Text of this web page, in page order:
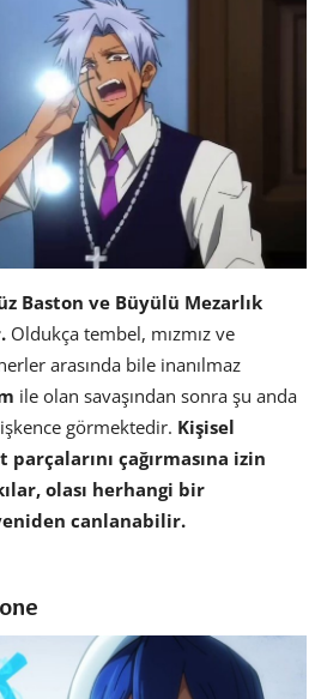
Baston ve Büyülü Mezarlık
Oldukça tembel, mızmız ve
arasında bile inanılmaz
ile olan savaşından sonra şu anda
görmektedir. Kişisel
çağırmasına izin
olası herhangi bir
canlanabilir.